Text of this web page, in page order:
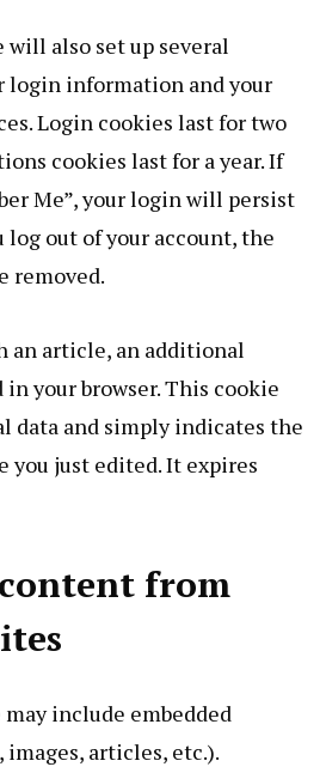
will also set up several
login information and your
Login cookies last for two
cookies last for a year. If
Me”, your login will persist
log out of your account, the
removed.
an article, an additional
your browser. This cookie
data and simply indicates the
you just edited. It expires
from
include embedded
images, articles, etc.).